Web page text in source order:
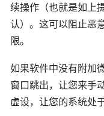
续操作（也就是如上
认）。这可以阻止恶
限。
如果软件中没有附加
窗口跳出，让您来手
虚设，让您的系统处